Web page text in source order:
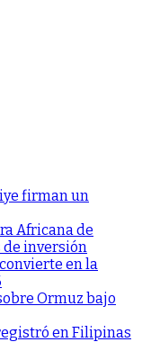
firman un
Africana de
inversión
en la
Ormuz bajo
en Filipinas